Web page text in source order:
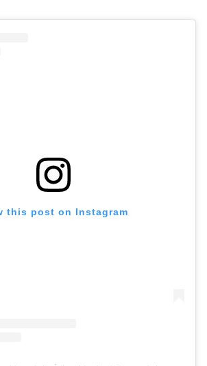
this post on Instagram